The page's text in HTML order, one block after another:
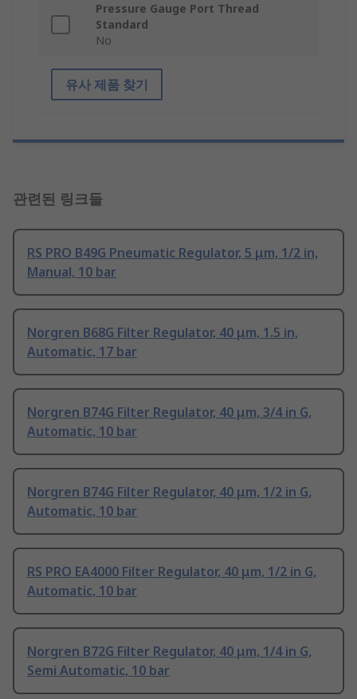
Pressure Gauge Port Thread
Standard
No
유사 제품 찾기
관련된 링크들
RS PRO B49G Pneumatic Regulator, 5 μm, 1/2 in,
Manual, 10 bar
Norgren B68G Filter Regulator, 40 μm, 1.5 in,
Automatic, 17 bar
Norgren B74G Filter Regulator, 40 μm, 3/4 in G,
Automatic, 10 bar
Norgren B74G Filter Regulator, 40 μm, 1/2 in G,
Automatic, 10 bar
RS PRO EA4000 Filter Regulator, 40 μm, 1/2 in G,
Automatic, 10 bar
Norgren B72G Filter Regulator, 40 μm, 1/4 in G,
Semi Automatic, 10 bar